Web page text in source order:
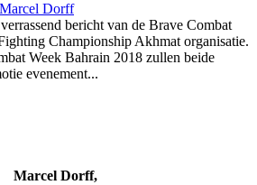
Marcel Dorff
bericht van de Brave Combat
Championship Akhmat organisatie.
Week Bahrain 2018 zullen beide
evenement...
Marcel Dorff,